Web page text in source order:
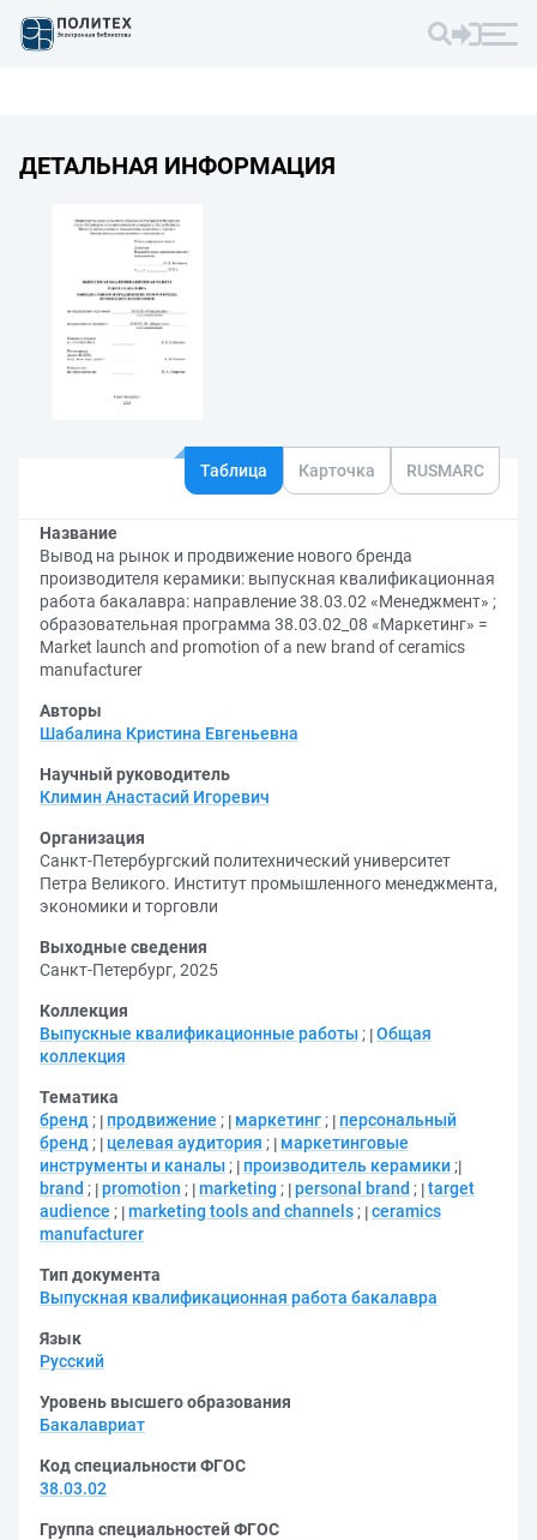
ДЕТАЛЬНАЯ ИНФОРМАЦИЯ
Таблица Карточка RUSMARC
Название
Вывод на рынок и продвижение нового бренда
производителя керамики: выпускная квалификационная
работа бакалавра: направление 38.03.02 «Менеджмент» ;
образовательная программа 38.03.02_08 «Маркетинг» =
Market launch and promotion of a new brand of ceramics
manufacturer
Авторы
Шабалина Кристина Евгеньевна
Научный руководитель
Климин Анастасий Игоревич
Организация
Санкт-Петербургский политехнический университет
Петра Великого. Институт промышленного менеджмента,
экономики и торговли
Выходные сведения
Санкт-Петербург, 2025
Коллекция
Выпускные квалификационные работы ; Общая
коллекция
Тематика
бренд ; продвижение ; маркетинг ;
персональный
бренд ; целевая аудитория ;
маркетинговые
инструменты и каналы ; производитель керамики ;
brand ; promotion ; marketing ; personal brand ; target
audience ; marketing tools and channels ; ceramics
manufacturer
Тип документа
Выпускная квалификационная работа бакалавра
Язык
Русский
Уровень высшего образования
Бакалавриат
Код специальности ФГОС
38.03.02
Группа специальностей ФГОС